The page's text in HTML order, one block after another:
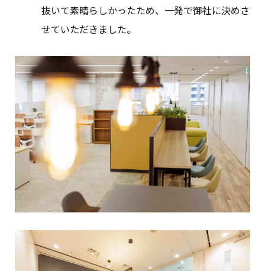
抜いて素晴らしかったため、一発で御社に決めさ
せていただきました。